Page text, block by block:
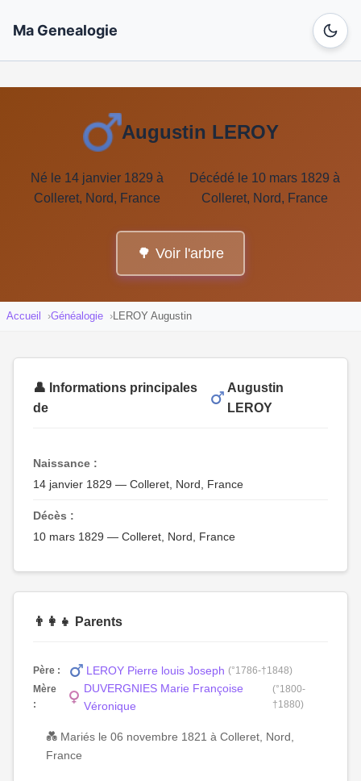
Ma Genealogie
Augustin LEROY
Né le 14 janvier 1829 à
Colleret, Nord, France
Décédé le 10 mars 1829 à
Colleret, Nord, France
🌳 Voir l'arbre
Accueil Généalogie LEROY Augustin
👤 Informations principales
de
Augustin
LEROY
Naissance :
14 janvier 1829 — Colleret, Nord, France
Décès :
10 mars 1829 — Colleret, Nord, France
👨‍👩‍👧 Parents
Père : LEROY Pierre louis Joseph (°1786-†1848)
Mère
:
DUVERGNIES Marie Françoise
Véronique
(°1800-
†1880)
💑 Mariés le 06 novembre 1821 à Colleret, Nord,
France